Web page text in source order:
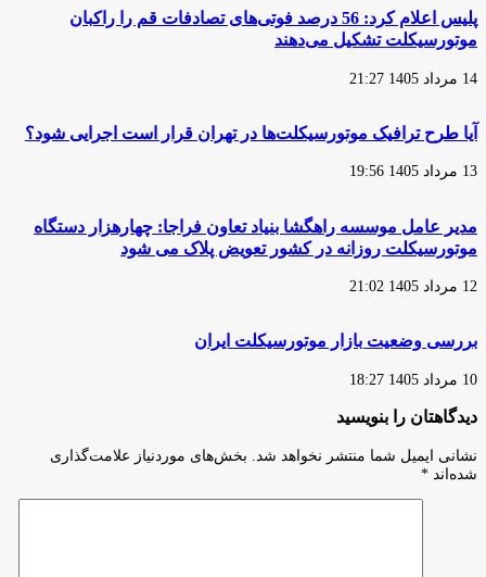
که
در
زمینه
هوا
داشتیم
پلیس اعلام کرد: 56 درصد فوتی‌های تصادفات قم را راکبان
موتورسیکلت تشکیل می‌دهند
14 مرداد 1405 21:27
آیا طرح ترافیک موتورسیکلت‌ها در تهران قرار است اجرایی شود؟
13 مرداد 1405 19:56
مدیر عامل موسسه راهگشا بنیاد تعاون فراجا: چهارهزار دستگاه
موتورسیکلت روزانه در کشور تعویض پلاک می شود
12 مرداد 1405 21:02
بررسی وضعیت بازار موتورسیکلت ایران
10 مرداد 1405 18:27
دیدگاهتان را بنویسید
نشانی ایمیل شما منتشر نخواهد شد.
بخش‌های موردنیاز علامت‌گذاری
شده‌اند *